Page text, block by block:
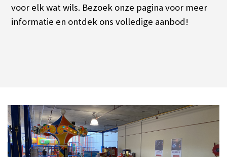
voor elk wat wils. Bezoek onze pagina voor meer
informatie en ontdek ons volledige aanbod!